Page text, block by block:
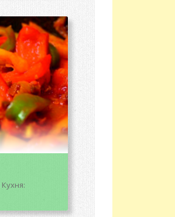
Кухня: